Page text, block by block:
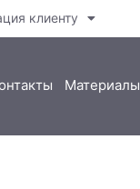
клиенту
Материалы